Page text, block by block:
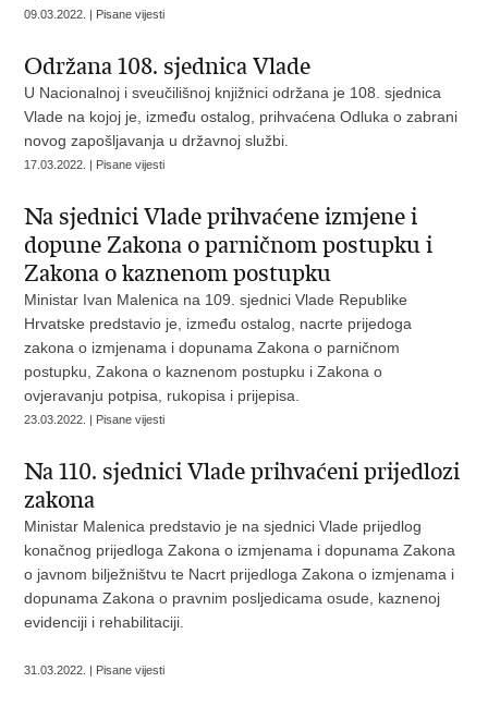
09.03.2022. | Pisane vijesti
Održana 108. sjednica Vlade
U Nacionalnoj i sveučilišnoj knjižnici održana je 108. sjednica
Vlade na kojoj je, između ostalog, prihvaćena Odluka o zabrani
novog zapošljavanja u državnoj službi.
17.03.2022. | Pisane vijesti
Na sjednici Vlade prihvaćene izmjene i
dopune Zakona o parničnom postupku i
Zakona o kaznenom postupku
Ministar Ivan Malenica na 109. sjednici Vlade Republike
Hrvatske predstavio je, između ostalog, nacrte prijedoga
zakona o izmjenama i dopunama Zakona o parničnom
postupku, Zakona o kaznenom postupku i Zakona o
ovjeravanju potpisa, rukopisa i prijepisa.
23.03.2022. | Pisane vijesti
Na 110. sjednici Vlade prihvaćeni prijedlozi
zakona
Ministar Malenica predstavio je na sjednici Vlade prijedlog
konačnog prijedloga Zakona o izmjenama i dopunama Zakona
o javnom bilježništvu te Nacrt prijedloga Zakona o izmjenama i
dopunama Zakona o pravnim posljedicama osude, kaznenoj
evidenciji i rehabilitaciji.
31.03.2022. | Pisane vijesti